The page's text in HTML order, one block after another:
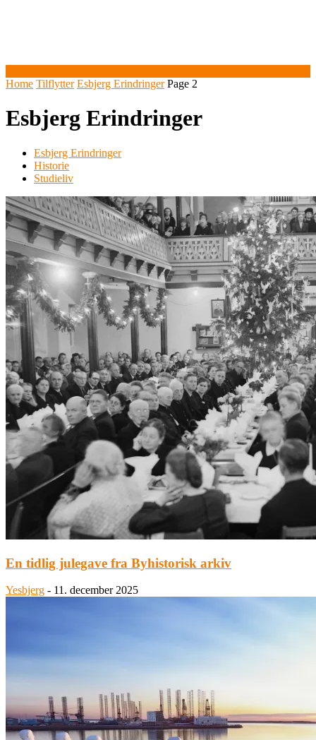
Home Tilflytter Esbjerg Erindringer Page 2
Esbjerg Erindringer
Esbjerg Erindringer
Historie
Studieliv
En tidlig julegave fra Byhistorisk arkiv
Yesbjerg - 11. december 2025